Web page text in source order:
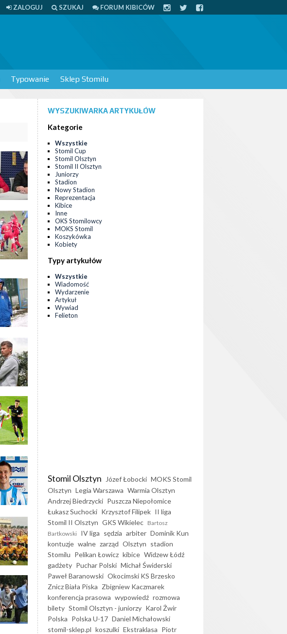
ZALOGUJ SZUKAJ FORUM KIBICÓW
Typowanie Sklep Stomilu
WYSZUKIWARKA ARTYKUŁÓW
Kategorie
Wszystkie
Stomil Cup
Stomil Olsztyn
Stomil II Olsztyn
Juniorzy
Stadion
Nowy Stadion
Reprezentacja
Kibice
Inne
OKS Stomilowcy
MOKS Stomil
Koszykówka
Kobiety
Typy artykułów
Wszystkie
Wiadomość
Wydarzenie
Artykuł
Wywiad
Felieton
Stomil Olsztyn Józef Łobocki MOKS Stomil
Olsztyn Legia Warszawa Warmia Olsztyn
Andrzej Biedrzycki Puszcza Niepołomice
Łukasz Suchocki Krzysztof Filipek II liga
Stomil II Olsztyn GKS Wikielec Bartosz
Bartkowski IV liga sędzia arbiter Dominik Kun
kontuzje walne zarząd Olsztyn stadion
Stomilu Pelikan Łowicz kibice Widzew Łódź
gadżety Puchar Polski Michał Świderski
Paweł Baranowski Okocimski KS Brzesko
Znicz Biała Piska Zbigniew Kaczmarek
konferencja prasowa wypowiedź rozmowa
bilety Stomil Olsztyn - juniorzy Karol Żwir
Polska Polska U-17 Daniel Michałowski
stomil-sklep.pl koszulki Ekstraklasa Piotr